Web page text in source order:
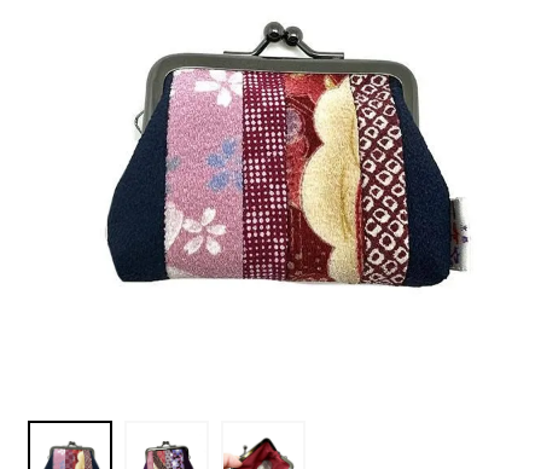
光田愛のテーブルコーディネート